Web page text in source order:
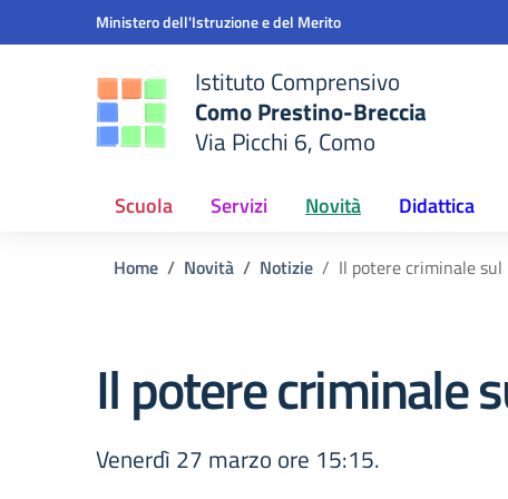
Vai ai contenuti
Vai al menu di navigazioneMinistero dell'Istruzione e del Merito
scuola
Istituto Comprensivo
Como Prestino-Breccia
Via Picchi 6, Como
Scuola Servizi Novità Didattica
Home Novità Notizie Il potere criminale
Il potere criminale
Venerdì 27 marzo ore 15:15.